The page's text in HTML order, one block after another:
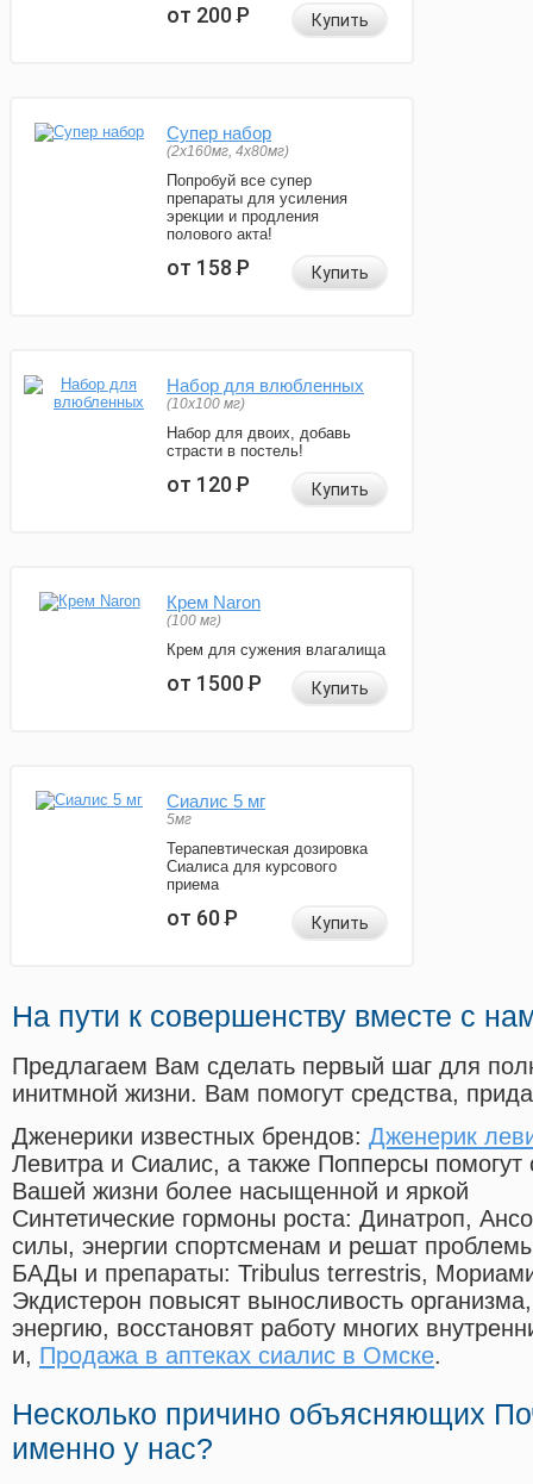
от 200Р Купить
Супер набор
(2х160мг, 4х80мг)
Попробуй все супер
препараты для усиления
эрекции и продления
полового акта!
от 158Р Купить
Набор для влюбленных
(10х100 мг)
Набор для двоих, добавь
страсти в постель!
от 120Р Купить
Крем Naron
(100 мг)
Крем для сужения влагалища
от 1500Р Купить
Сиалис 5 мг
5мг
Терапевтическая дозировка
Сиалиса для курсового
приема
от 60Р Купить
На пути к совершенству вместе с
Предлагаем Вам сделать первый шаг для
инитмной жизни. Вам помогут средства,
Дженерики известных брендов: Дженерик
Левитра и Сиалис, а также Попперсы помогут
Вашей жизни более насыщенной и яркой
Синтетические гормоны роста: Динатроп,
силы, энергии спортсменам и решат
БАДы и препараты: Tribulus terrestris,
Экдистерон повысят выносливость
энергию, восстановят работу многих
и, Продажа в аптеках сиалис в Омске.
Несколько причино объясняющих
именно у нас?